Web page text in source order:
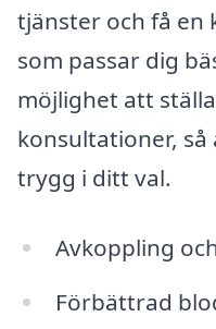
tjänster och få en
som passar dig
möjlighet att
konsultationer,
trygg i ditt val.
Avkoppling
Förbättrad